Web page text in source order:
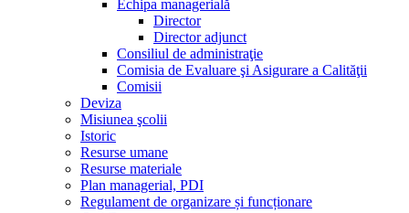
Echipa managerială
Director
Director adjunct
Consiliul de administraţie
Comisia de Evaluare şi Asigurare a Calităţii
Comisii
Deviza
Misiunea şcolii
Istoric
Resurse umane
Resurse materiale
Plan managerial, PDI
Regulament de organizare și funcționare